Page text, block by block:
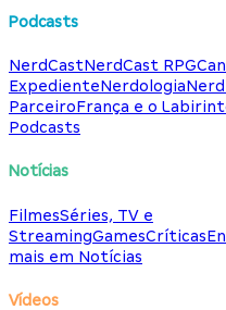
Podcasts
NerdCastNerdCast RPG
ExpedienteNerdologia
ParceiroFrança e o
Podcasts
Notícias
FilmesSéries, TV e
StreamingGamesCríticas
mais em Notícias
Vídeos